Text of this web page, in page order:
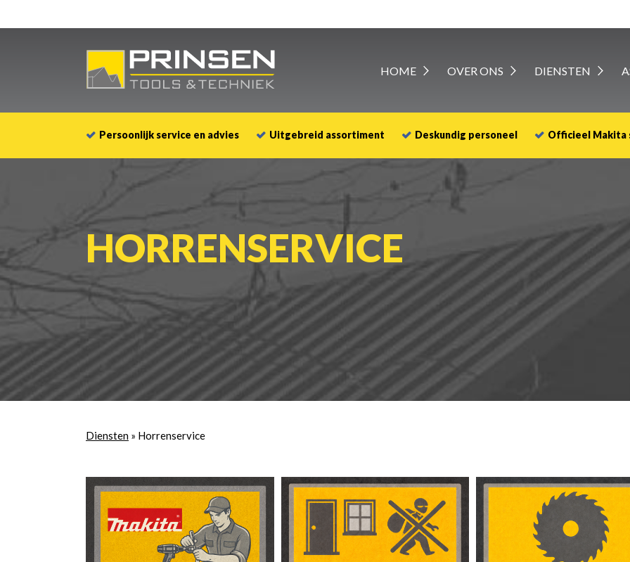
HOME OVER ONS DIENSTEN
Persoonlijk service en advies Uitgebreid assortiment Deskundig personeel Officieel Makita
HORRENSERVICE
Diensten » Horrenservice